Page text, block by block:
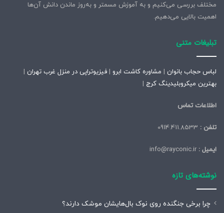
مختلف بررسی می‌کنیم و به آموزش مسمتر و به‌روز ماندن دانش آن‌ها
اهمیت بالایی می‌دهیم.
تبلیغات متنی
لباس حجاب بانوان | مشاوره کاشت ابرو | فیزیوتراپی در منزل غرب تهران |
بهترین میکروبلیدینگ کرج |
اطلاعات تماس
تلفن :
ایمیل :
نوشته‌های تازه
چرا برخی جنگنده روی نوک بال‌هایشان موشک‌ دارند؟